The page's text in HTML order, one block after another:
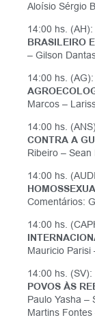
Aloísio Sérgio
14:00 hs. (AH):
BRASILEIRO
– Gilson
14:00 hs. (AG):
Marcos –
14:00 hs.
CONTRA A
Ribeiro – Sean
14:00 hs.
Comentários:
14:00 hs.
Mauricio Parisi
14:00 hs. (SV):
POVOS ÀS
Paulo Yasha –
Martins